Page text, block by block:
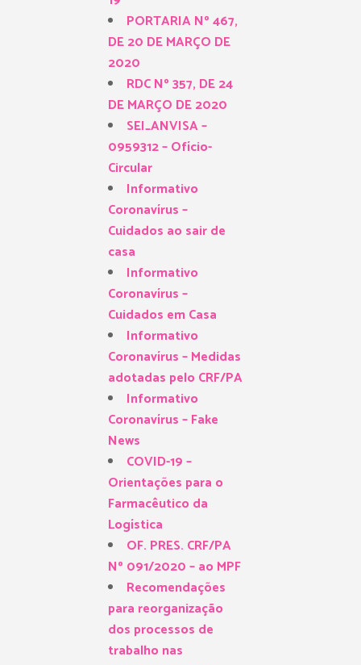
PORTARIA Nº 467,
DE 20 DE MARÇO DE
2020
RDC Nº 357, DE 24
DE MARÇO DE 2020
SEI_ANVISA –
0959312 – Ofício-
Circular
Informativo
Coronavírus –
Cuidados ao sair de
casa
Informativo
Coronavírus –
Cuidados em Casa
Informativo
Coronavírus – Medidas
adotadas pelo CRF/PA
Informativo
Coronavírus – Fake
News
COVID-19 –
Orientações para o
Farmacêutico da
Logística
OF. PRES. CRF/PA
Nº 091/2020 – ao MPF
Recomendações
para reorganização
dos processos de
trabalho nas